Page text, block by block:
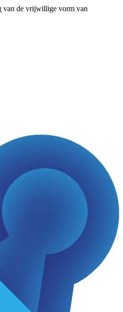
van de vrijwillige vorm van